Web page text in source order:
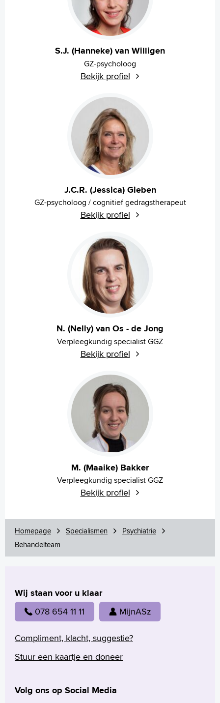
S.J. (Hanneke) van Willigen
GZ-psycholoog
Bekijk profiel
J.C.R. (Jessica) Gieben
GZ-psycholoog / cognitief gedragstherapeut
Bekijk profiel
N. (Nelly) van Os - de Jong
Verpleegkundig specialist GGZ
Bekijk profiel
M. (Maaike) Bakker
Verpleegkundig specialist GGZ
Bekijk profiel
Homepage Specialismen
Psychiatrie
Behandelteam
Wij staan voor u klaar
078 654 11 11 MijnASz
Compliment, klacht, suggestie?
Stuur een kaartje en doneer
Volg ons op Social Media